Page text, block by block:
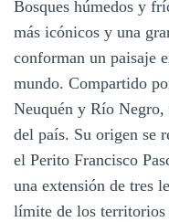
Bosques húmedos y
más icónicos y una
conforman un paisaje
mundo. Compartido
Neuquén y Río Negro,
del país. Su origen se
el Perito Francisco
una extensión de tres
límite de los